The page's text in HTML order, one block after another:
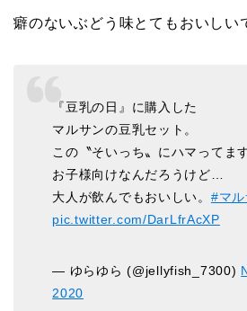
癖のないぶどう味とてもおいしい
『豆乳の日』に購入した
マルサンの豆乳セット。
この〝そいっち〟にハマってます
お子様向けなんだろうけど…
大人が飲んでもおいしい。 #マ
pic.twitter.com/DarLfrAcXP
— ゆらゆら (@jellyfish_7300)
2020